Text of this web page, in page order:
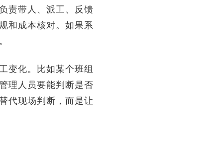
责带人、派工、反馈
和成本核对。如果系
变化。比如某个班组
理人员要能判断是否
代现场判断，而是让